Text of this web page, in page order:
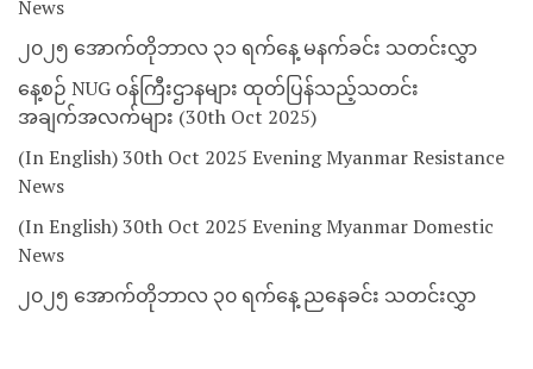
News
၂၀၂၅ အောက်တိုဘာလ ၃၁ ရက်နေ့ မနက်ခင်း သတင်းလွှာ
နေ့စဉ် NUG ဝန်ကြီးဌာနများ ထုတ်ပြန်သည့်သတင်း
အချက်အလက်များ (30th Oct 2025)
(In English) 30th Oct 2025 Evening Myanmar Resistance
News
(In English) 30th Oct 2025 Evening Myanmar Domestic
News
၂၀၂၅ အောက်တိုဘာလ ၃၀ ရက်နေ့ ညနေခင်း သတင်းလွှာ